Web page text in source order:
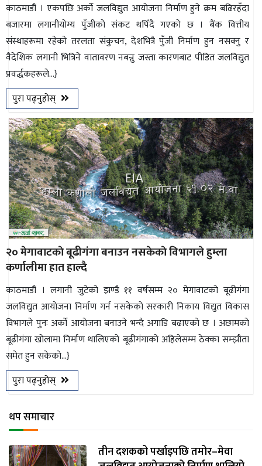
काठमाडौं । एकपछि अर्काे जलविद्युत आयाेजना निर्माण हुने क्रम बढिरहँदा
बजारमा लगानीयाेग्य पुँजीकाे संकट थपिँदै गएकाे छ । बैंक वित्तीय
संस्थाहरूमा रहेकाे तरलता संकुचन, देशभित्रै पुँजी निर्माण हुन नसक्नु र
वैदेशिक लगानी भित्रिने वातावरण नबन्नु जस्ता कारणबाट पीडित जलविद्युत
प्रवर्द्धकहरूले...}
पुरा पढ्नुहोस्
२० मेगावाटकाे बूढीगंगा बनाउन नसकेकाे विभागले हुम्ला
कर्णालीमा हात हाल्दै
काठमाडौं । लगानी जुटेकाे झण्डै ११ वर्षसम्म २० मेगावाटकाे बूढीगंगा
जलविद्युत आयाेजना निर्माण गर्न नसकेकाे सरकारी निकाय विद्युत विकास
विभागले पुनः अर्काे आयाेजना बनाउने भन्दै अगाडि बढाएकाे छ । अछामकाे
बूढीगंगा खाेलामा निर्माण थालिएकाे बूढीगंगाकाे अहिलेसम्म ठेक्का सम्झाैता
समेत हुन सकेकाे...}
पुरा पढ्नुहोस्
थप समाचार
तीन दशकको पर्खाइपछि तमोर–मेवा